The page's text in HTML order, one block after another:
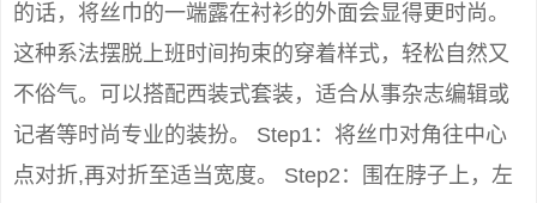
的话，将丝巾的一端露在衬衫的外面会显得更时尚。
这种系法摆脱上班时间拘束的穿着样式，轻松自然又
不俗气。可以搭配西装式套装，适合从事杂志编辑或
记者等时尚专业的装扮。 Step1：将丝巾对角往中心
点对折,再对折至适当宽度。 Step2：围在脖子上，左